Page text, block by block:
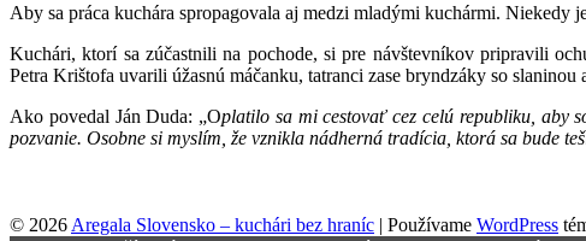
Aby sa práca kuchára spropagovala aj medzi mladými kuchármi. Niekedy
Kuchári, ktorí sa zúčastnili na pochode, si pre návštevníkov pripravili
Petra Krištofa uvarili úžasnú máčanku, tatranci zase bryndzáky so slaninou
Ako povedal Ján Duda: „Oplatilo sa mi cestovať cez celú republiku, aby
pozvanie. Osobne si myslím, že vznikla nádherná tradícia, ktorá sa bude
© 2026 Aregala Slovensko – kuchári bez hraníc | Používame WordPress